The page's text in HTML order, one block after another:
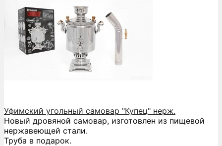
Уфимский угольный самовар "Купец" нерж.
Новый дровяной самовар, изготовлен из пищевой
нержавеющей стали.
Труба в подарок.